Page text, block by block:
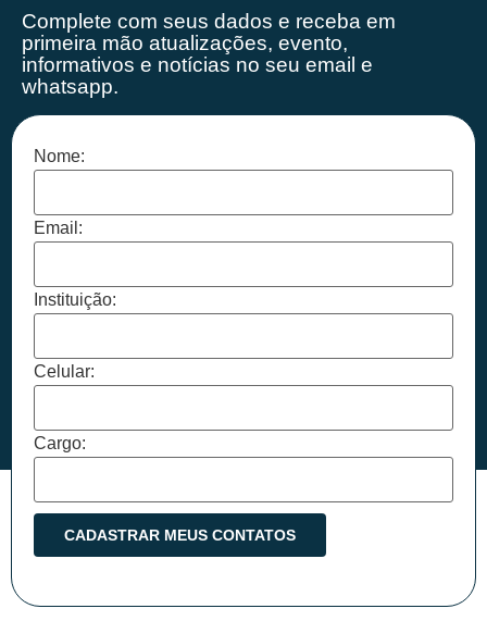
Complete com seus dados e receba em
primeira mão atualizações, evento,
informativos e notícias no seu email e
whatsapp.
Nome:
Email:
Instituição:
Celular:
Cargo: